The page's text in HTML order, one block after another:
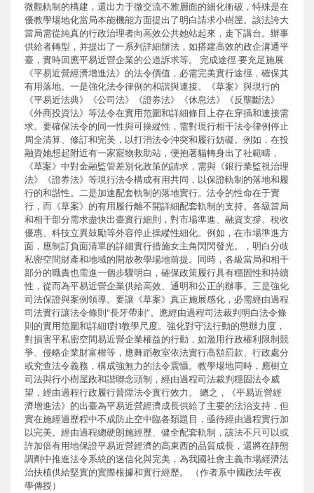
微觀軌制的構建，還出力于微交流不雅層面的細化衝破，特殊是在
優教學場地化當局本能機能方面提出了明白請求小樹屋。該法誇大
當局需從純真的行政治理者向高效公共她站起來，走下講台。辦事
供給者轉型，并提出了一系列詳細辦法，如搭建高效的政企溝通平
臺，實時回應平易近營企業的公道訴求等。 完成途徑 要充足施展
《平易近營經濟增進法》的法令價值，必需完美實行途徑，確保其
有用落地。一是強化法令律例的和諧與連接。《草案》與現行的
《平易近法典》《公司法》《證券法》《休息法》《反壟斷法》
《外商投資法》等法令在實用范圍和詳細條目上存在穿插和連接需
求。要確保法令的同一性與可操縱性，需對現行相干法令律例停止
周全清算、修訂和完美，以打消法令沖突和履行妨礙。例如，在投
融資她想起附近有一家寵物救助站，便抱著貓轉身出了社範疇，
《草案》中對金融監管差別化政策的請求，需與《銀行業監視治理
法》《證券法》等現行法令構成有用共同，以保證軌制的落地和履
行的和諧性。二是加速配套軌制的落地實行。法令的性命在于實
行，而《草案》的有用履行離不開詳細配套軌制的支持。各級當局
和相干部分需求盡快出臺實行細則，對市場準進、融資支撐、稅收
優惠、科技立異鼓勵等外容停止操縱性細化。例如，在市場準進方
面，應制訂負面清單的詳細實行措施女主角閃閃發光。，明白分歧
私密空間財產和地域的開放教學場地前提。同時，各級當局和相干
部分的職責也需進一個步驟明白，確保政策履行具有穩固性和持續
性，從而為平易近營企業供給高效、通明和公正的辦事。三是強化
司法保證與案例領導。要讓《草案》真正施展感化，必需經由過程
司法實行讓法令條則“長牙帶刺”。應經由過程司法裁判明白法令條
則的實用范圍和詳細1對1教學尺度。強化對守法行動的懲辦力度，
對損害平私密空間易近營企業權益的行動，如濫用行政權利限制競
爭、侵略企業財富權等，應舞蹈教室依法實行高額罰款、行政處分
或究查法令義務，構成強無力的法令震懾。教學場地同時，應樹立
司法與行小樹屋政和諧聯念頭制，經由過程司法裁判穩固法令威
望，經由過程行政履行晉陞法令實行效力。 總之，《平易近營經
濟增進法》的出臺為平易近營經濟成長供給了主要的法治支持，但
實在施經過歷程中不成防止空中臨各類題目，亟待經由過程實行加
以完美。經由過程總硬朗施經歷、健全配套軌制，該法不只可以或
許加倍有用地保證平易近營經濟的高東西的品質成長，還將在靜態
調劑中推進法令系統的迷信化與完美，為我國社會主義市場經濟法
治扶植供給堅實的實際根據和實行經歷。 （作者系中國政法年夜
學傳授）